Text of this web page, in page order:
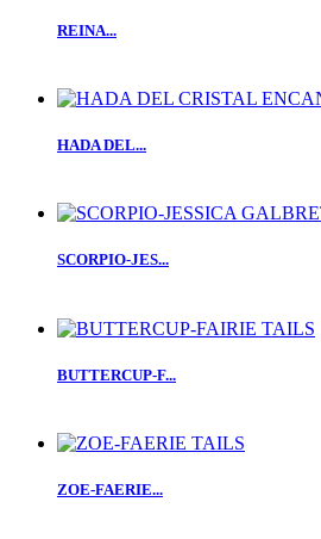
REINA...
HADA DEL...
SCORPIO-JES...
BUTTERCUP-F...
ZOE-FAERIE...